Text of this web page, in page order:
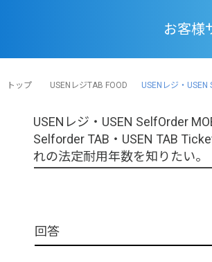
お客様
トップ USENレジTAB FOOD USENレジ・USEN
USENレジ・USEN SelfOrder
Selforder TAB・USEN TAB
れの法定耐用年数を知りたい。